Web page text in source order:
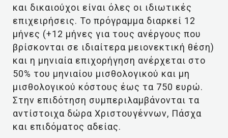
και δικαιούχοι είναι όλες οι ιδιωτικές
επιχειρήσεις. Το πρόγραμμα διαρκεί 12
μήνες (+12 μήνες για τους ανέργους που
βρίσκονται σε ιδιαίτερα μειονεκτική θέση)
και η μηνιαία επιχορήγηση ανέρχεται στο
50% του μηνιαίου μισθολογικού και μη
μισθολογικού κόστους έως τα 750 ευρώ.
Στην επιδότηση συμπεριλαμβάνονται τα
αντίστοιχα δώρα Χριστουγέννων, Πάσχα
και επιδόματος αδείας.